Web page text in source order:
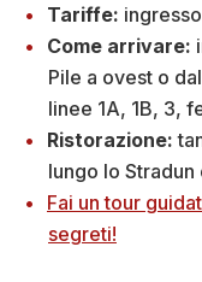
Tariffe:
Come arrivare:
Pile a ovest o
linee 1A, 1B, 3,
Ristorazione:
lungo lo
Fai un tour
segreti!